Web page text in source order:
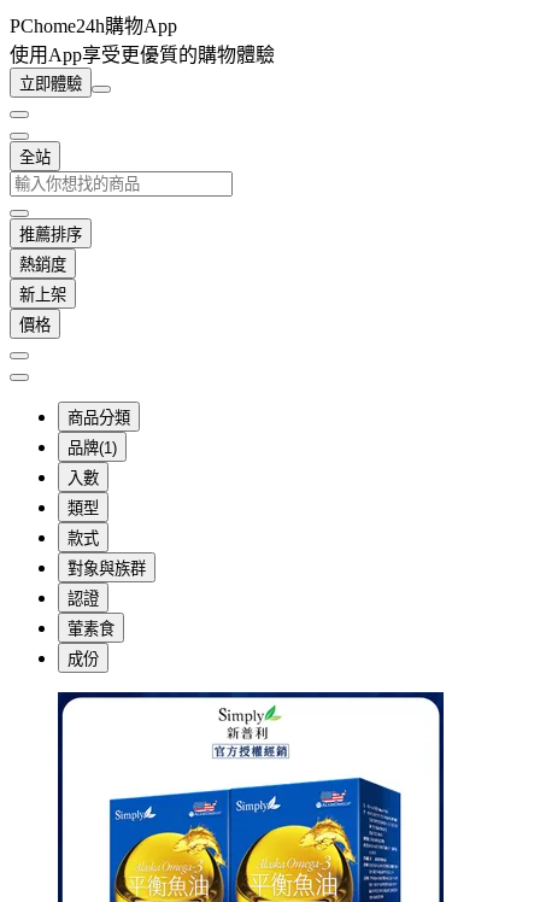
PChome24h購物App
使用App享受更優質的購物體驗
立即體驗
全站
推薦排序
熱銷度
新上架
價格
商品分類
品牌(1)
入數
類型
款式
對象與族群
認證
葷素食
成份